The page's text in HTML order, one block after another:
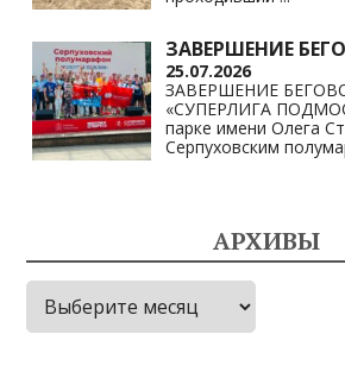
ЗАВЕРШЕНИЕ
25.07.2026
ЗАВЕРШЕНИЕ
«СУПЕРЛИГА
парке имени Олега
Серпуховским
АРХИВЫ
Архивы